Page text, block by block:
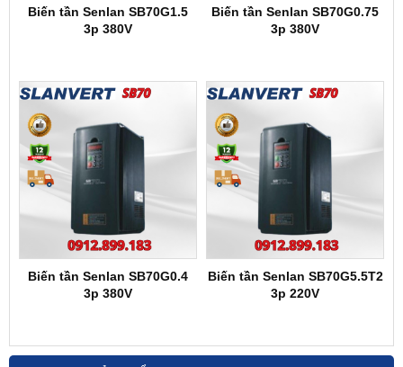
Biến tần Senlan SB70G1.5
3p 380V
Biến tần Senlan SB70G0.75
3p 380V
Biến tần Senlan SB70G0.4
3p 380V
Biến tần Senlan SB70G5.5T2
3p 220V